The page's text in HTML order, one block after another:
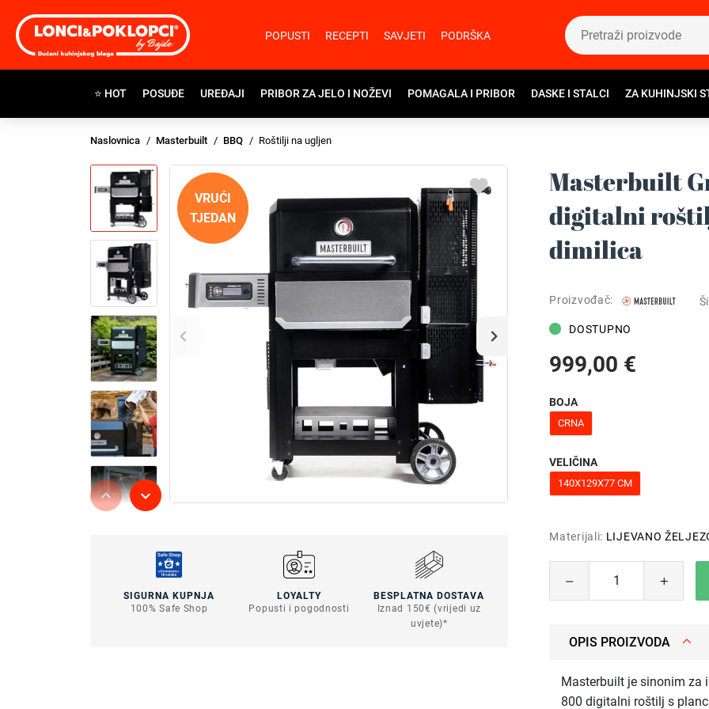
POPUSTI RECEPTI SAVJETI PODRŠKA
⭐ HOT POSUĐE UREĐAJI PRIBOR ZA JELO I NOŽEVI POMAGALA I PRIBOR DASKE I STALCI ZA KUHINJSKI
Naslovnica Masterbuilt BBQ Roštilji na ugljen
VRUĆI
TJEDAN
SIGURNA KUPNJA
100% Safe Shop
LOYALTY
Popusti i pogodnosti
BESPLATNA DOSTAVA
Iznad 150€ (vrijedi uz
uvjete)*
Masterbuilt
digitalni
dimilica
Proizvođač:
DOSTUPNO
999,00 €
BOJA
CRNA
VELIČINA
140X129X77 CM
Materijali: LIJEVANO
OPIS PROIZVODA
Masterbuilt je sinonim za
800 digitalni roštilj s